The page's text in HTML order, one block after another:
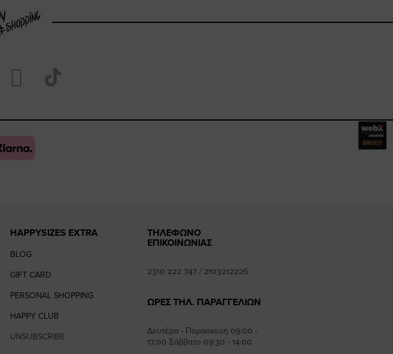
www.facebook.com/happysizes/
Visit
www.instagram.com/
Visit
https://www.youtube.com/user/
feature=mhee
our
HAPPYSIZES EXTRA
BLOG
GIFT CARD
PERSONAL SHOPPING
HAPPY CLUB
UNSUBSCRIBE
ΤΗΛΕΦΩΝΟ
ΕΠΙΚΟΙΝΩΝΙΑΣ
2310 222 747 / 2103212226
ΩΡΕΣ ΤΗΛ. ΠΑΡΑΓΓΕΛΙΩΝ
Δευτέρα - Παρασκευή 09:00 -
17:00 Σάββατο 09:30 - 14:00